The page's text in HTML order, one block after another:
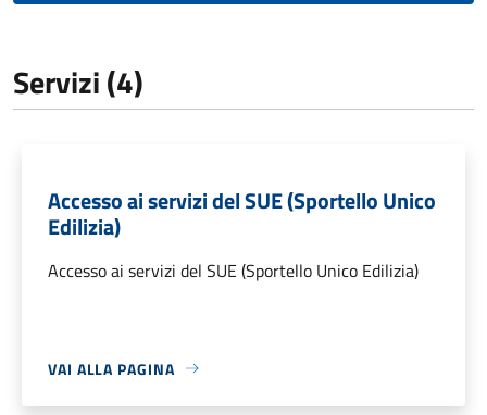
Servizi (4)
Accesso ai servizi del SUE (Sportello Unico
Edilizia)
Accesso ai servizi del SUE (Sportello Unico Edilizia)
VAI ALLA PAGINA